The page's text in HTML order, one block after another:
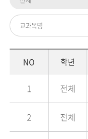
NO 학년
1 전체
2 전체